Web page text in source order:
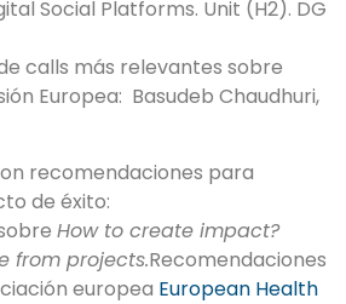
Social Platforms. Unit (H2). DG
calls más relevantes sobre
Europea: Basudeb Chaudhuri,
recomendaciones para
de éxito:
How to create impact?
from projects.Recomendaciones
europea European Health